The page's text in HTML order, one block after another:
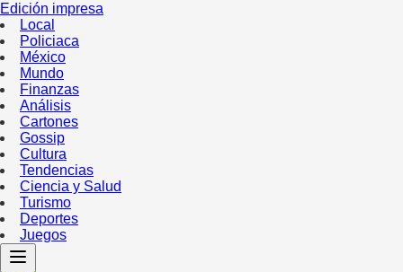
Edición impresa
Local
Policiaca
México
Mundo
Finanzas
Análisis
Cartones
Gossip
Cultura
Tendencias
Ciencia y Salud
Turismo
Deportes
Juegos